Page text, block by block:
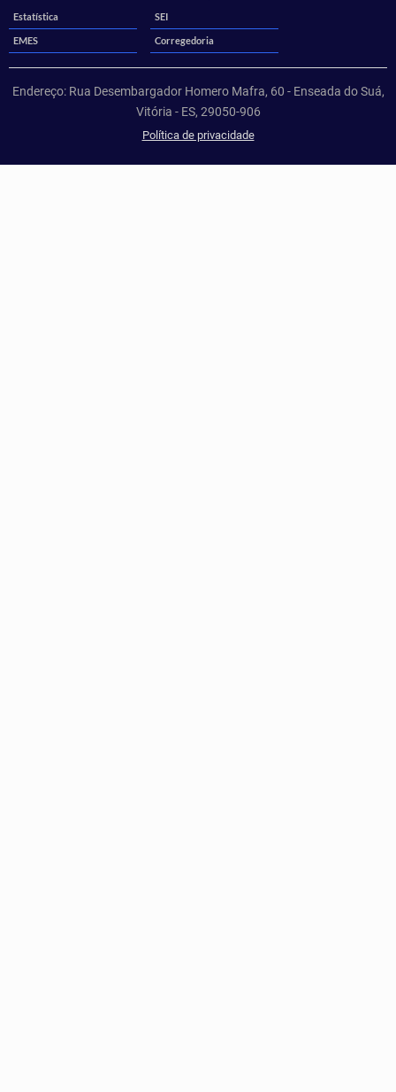
Estatística
SEI
EMES Corregedoria
Endereço: Rua Desembargador Homero Mafra, 60 - Enseada do Suá,
Vitória - ES, 29050-906
Política de privacidade